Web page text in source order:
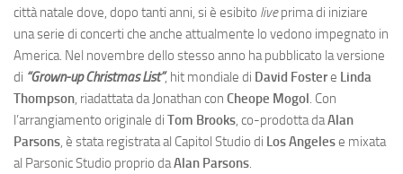
città natale dove, dopo tanti anni, si è esibito liveprima di iniziare
una serie di concerti che anche attualmente lo vedono impegnato in
America. Nel novembre dello stesso anno ha pubblicato la versione
di “Grown-up Christmas List”, hit mondiale di David Fostere Linda
Thompson, riadattata da Jonathan con Cheope Mogol. Con
l’arrangiamento originale di Tom Brooks, co-prodotta daAlan
Parsons, è stata registrata al Capitol Studio di Los Angelese mixata
al Parsonic Studio proprio daAlan Parsons.